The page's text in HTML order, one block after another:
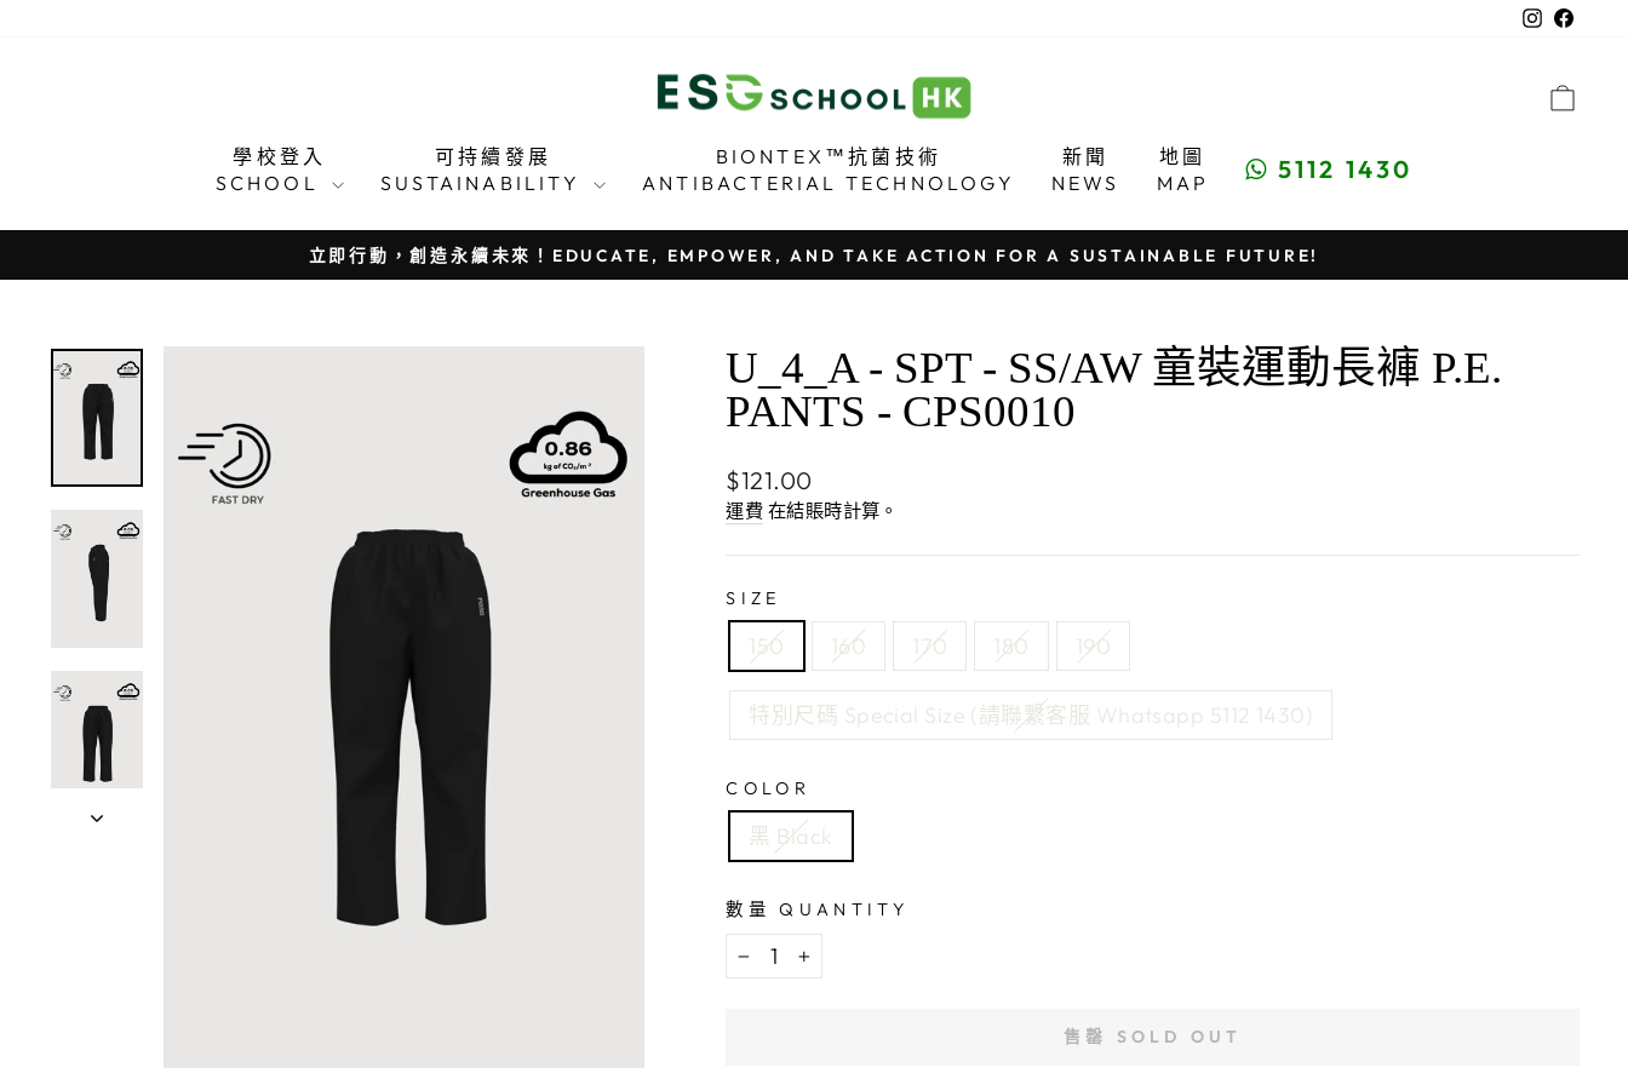
Instagram
學校登入
SCHOOL
可持續發展
SUSTAINABILITY
BIONTEX™抗菌技術
ANTIBACTERIAL TECHNOLOGY
新聞
NEWS
地圖
MAP
5112 1430
暫
燈
片
Pause
Slideshow
立即行動，創造永續未來！EDUCATE, EMPOWER, AND TAKE ACTION FOR A SUSTAINABLE FUTURE!
U_4_A - SPT - SS/AW 童裝運動長褲 P.E.
PANTS - CPS0010
正
常
Regular
Price
$121.00
運費 在結賬時計算。
SIZE
150 160 170 180 190
特別尺碼 Special Size (請聯繫客服 Whatsapp 5112 1430)
COLOR
黑 Black
數量 QUANTITY
− +
售罄 SOLD OUT